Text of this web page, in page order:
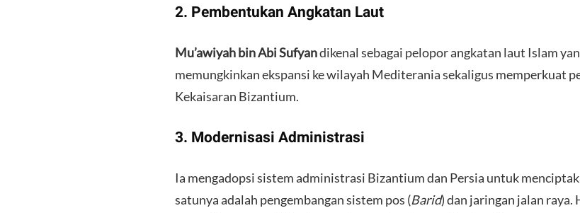
​2. Pembentukan Angkatan Laut
Mu’awiyah bin Abi Sufyandikenal sebagai pelopor angkatan laut Islam
memungkinkan ekspansi ke wilayah Mediterania sekaligus memperkuat
Kekaisaran Bizantium.
​3. Modernisasi Administrasi
​Ia mengadopsi sistem administrasi Bizantium dan Persia untuk
satunya adalah pengembangan sistem pos (Barid) dan jaringan jalan